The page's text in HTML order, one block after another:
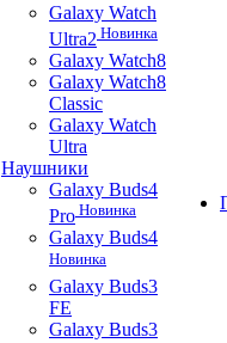
Galaxy Watch
Ultra2 Новинка
Galaxy Watch8
Galaxy Watch8
Classic
Galaxy Watch
Ultra
Наушники
Galaxy Buds4
Pro Новинка
Galaxy Buds4
Новинка
Galaxy Buds3
FE
Galaxy Buds3